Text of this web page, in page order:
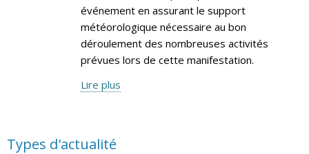
événement en assurant le support
météorologique nécessaire au bon
déroulement des nombreuses activités
prévues lors de cette manifestation.
Lire plus
Types d'actualité